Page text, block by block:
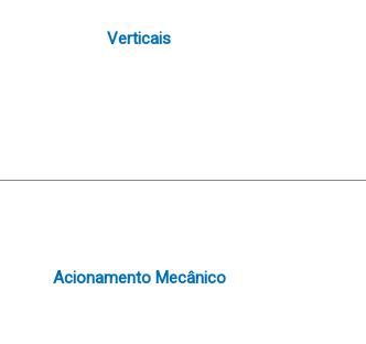
Verticais
Acionamento Mecânico